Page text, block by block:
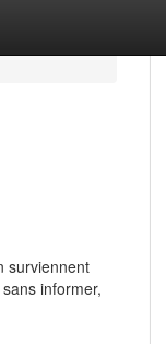
surviennent
informer,